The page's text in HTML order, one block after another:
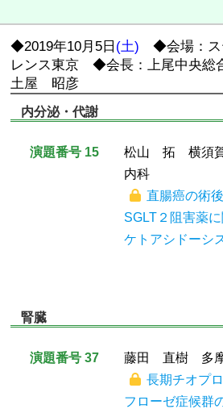
◆2019年10月5日 (土) ◆会場：ス
レンス東京 ◆会長：上尾中央総
土屋 昭彦
内分泌・代謝
演題番号 15
松山 拓 横須賀
内科
直腸癌の術
SGLT２阻害薬
ケトアシドーシ
腎臓
演題番号 37
藤田 直樹 多摩
長期チオプ
フローゼ症候群